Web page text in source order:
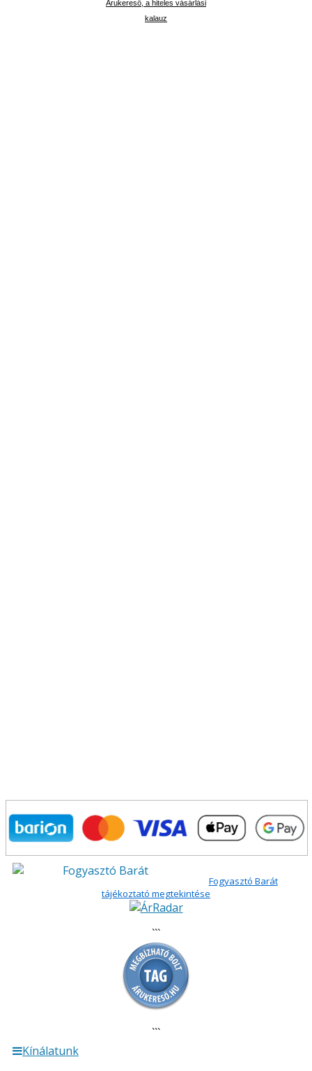
Árukereső, a hiteles vásárlási
kalauz
Fogyasztó Barát
tájékoztató megtekintése
```
```
Kínálatunk